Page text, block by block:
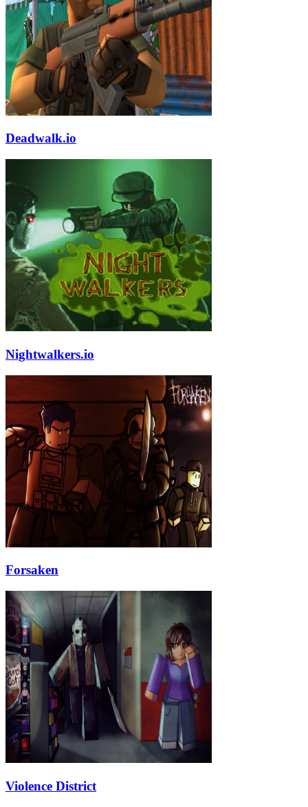
Deadwalk.io
Nightwalkers.io
Forsaken
Violence District